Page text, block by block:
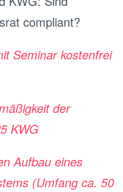
compliant?
Seminar kostenfrei
der
KWG
Aufbau eines
(Umfang ca. 50